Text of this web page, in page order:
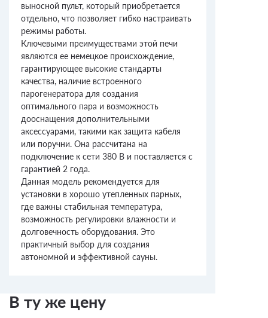
выносной пульт, который приобретается
отдельно, что позволяет гибко настраивать
режимы работы.
Ключевыми преимуществами этой печи
являются ее немецкое происхождение,
гарантирующее высокие стандарты
качества, наличие встроенного
парогенератора для создания
оптимального пара и возможность
дооснащения дополнительными
аксессуарами, такими как защита кабеля
или поручни. Она рассчитана на
подключение к сети 380 В и поставляется с
гарантией 2 года.
Данная модель рекомендуется для
установки в хорошо утепленных парных,
где важны стабильная температура,
возможность регулировки влажности и
долговечность оборудования. Это
практичный выбор для создания
автономной и эффективной сауны.
В ту же цену